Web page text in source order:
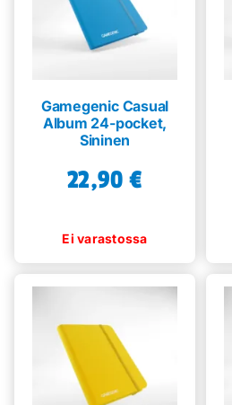
Gamegenic Casual
Album 24-pocket,
Sininen
22,90 €